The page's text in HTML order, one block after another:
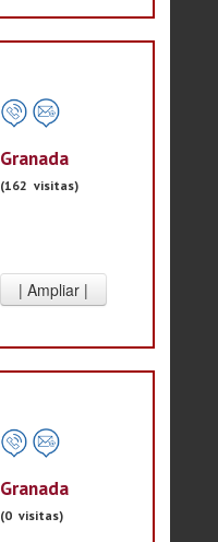
Granada
(162 visitas)
Granada
(0 visitas)